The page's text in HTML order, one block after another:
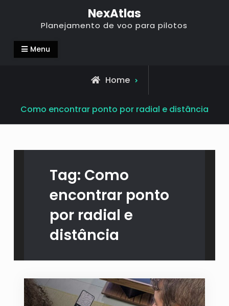
NexAtlas
Planejamento de voo para pilotos
Menu
Home
Como encontrar ponto por radial e distância
Tag: Como
encontrar ponto
por radial e
distância